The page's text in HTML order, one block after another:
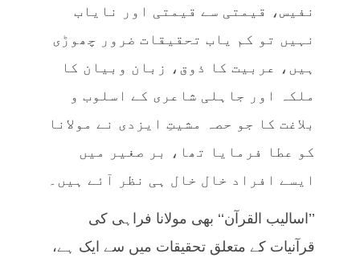
نفیس، قیمتی سے قیمتی اور نایاب
نہیں تو کم یاب تحقیقات ضرور چھوڑی
ہیں، عربیت کا ذوق، زبان وبیان کا
ملکہ اور جاہلی شاعری کے اسلوب و
بلاغت کا جو حصہ مشیتِ ایزدی نے مولانا
کو عطا فرمایا تھا، بر صغیر میں
ایسے افراد خال خال ہی نظر آئے ہیں۔
’’اسالیب القرآن‘‘ بھی مولانا فراہی کی
قرآنیات کے متعلق تحقیقات میں سے ایک ہے،